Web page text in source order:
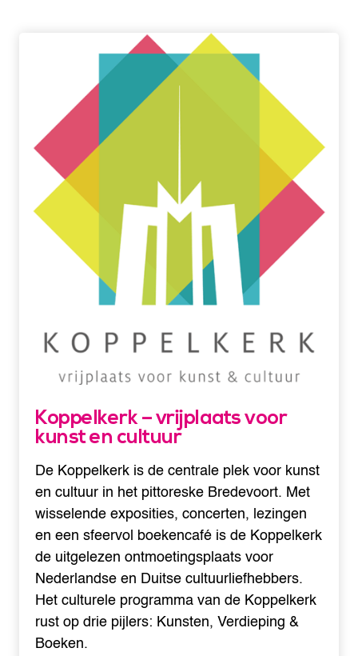
Koppelkerk – vrijplaats voor
kunst en cultuur
De Koppelkerk is de centrale plek voor kunst
en cultuur in het pittoreske Bredevoort. Met
wisselende exposities, concerten, lezingen
en een sfeervol boekencafé is de Koppelkerk
de uitgelezen ontmoetingsplaats voor
Nederlandse en Duitse cultuurliefhebbers.
Het culturele programma van de Koppelkerk
rust op drie pijlers: Kunsten, Verdieping &
Boeken.